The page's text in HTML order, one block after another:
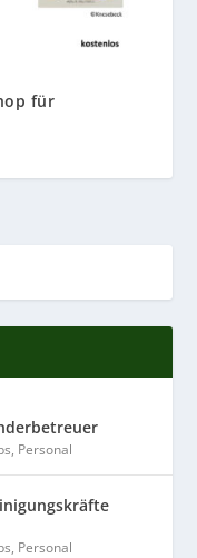
für
, Personal
, Personal